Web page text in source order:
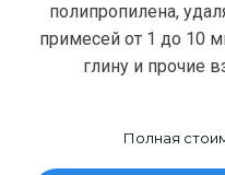
полипропилена,
примесей от 1 до 10
глину и прочие
Полная